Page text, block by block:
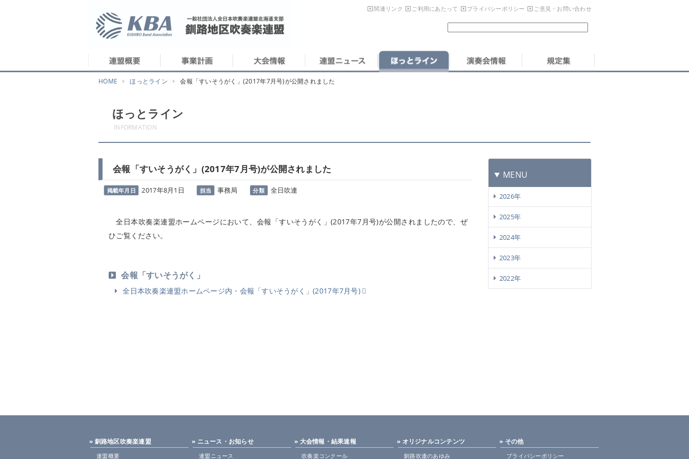
関連リンク ご利用にあたって プライバシーポリシー ご意見・お問い合わせ
HOME ほっとライン 会報「すいそうがく」(2017年7月号)が公開されました
ほっとライン
INFORMATION
MENU
2026年
2025年
2024年
2023年
2022年
会報「すいそうがく」(2017年7月号)が公開されました
掲載年月日 2017年8月1日 担当 事務局 分類 全日吹連
全日本吹奏楽連盟ホームページにおいて、会報「すいそうがく」(2017年7月号)が公開されましたので、ぜ
ひご覧ください。
会報「すいそうがく」
全日本吹奏楽連盟ホームページ内・会報「すいそうがく」(2017年7月号)
» 釧路地区吹奏楽連盟
連盟概要
» ニュース・お知らせ
連盟ニュース
» 大会情報・結果速報
吹奏楽コンクール
» オリジナルコンテンツ
釧路吹連のあゆみ
» その他
プライバシーポリシー